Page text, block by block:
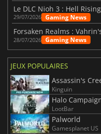
29/07/2026 Gaming News
28/07/2026 Gaming News
JEUX POPULAIRES
Assassin's
Kinguin
Halo
LootBar
Palworld
Gamesplanet US